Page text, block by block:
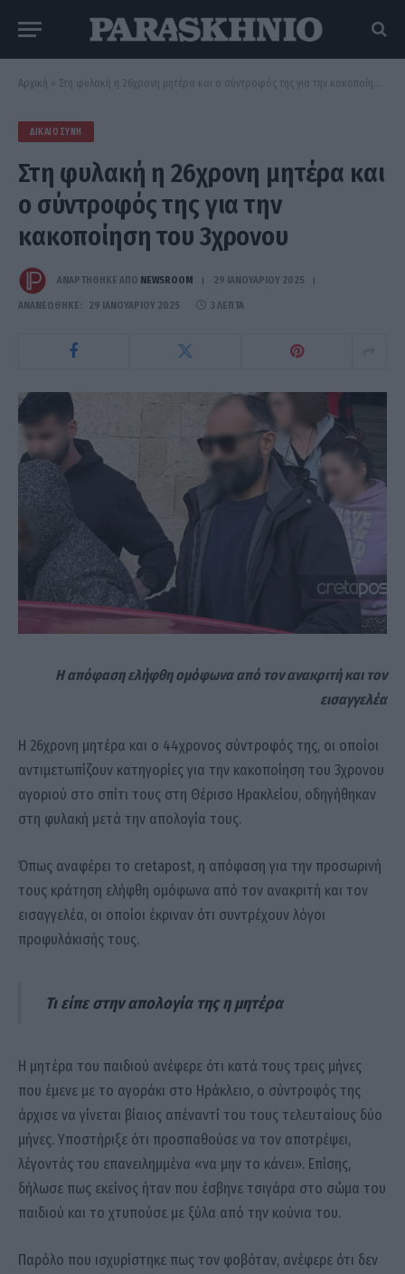
Αρχική » Στη φυλακή η 26χρονη μητέρα και ο σύντροφός της για την κακοποίηση του 3χρονου
ΔΙΚΑΙΟΣΎΝΗ
Στη φυλακή η 26χρονη μητέρα και
ο σύντροφός της για την
κακοποίηση του 3χρονου
ΑΝΑΡΤΗΘΗΚΕ ΑΠΟ NEWSROOM 29 ΙΑΝΟΥΑΡΊΟΥ 2025
ΑΝΑΝΕΏΘΗΚΕ: 29 ΙΑΝΟΥΑΡΊΟΥ 2025 3 ΛΕΠΤΆ
Η απόφαση ελήφθη ομόφωνα από τον ανακριτή και τον
εισαγγελέα
Η 26χρονη μητέρα και ο 44χρονος σύντροφός της, οι οποίοι
αντιμετωπίζουν κατηγορίες για την κακοποίηση του 3χρονου
αγοριού στο σπίτι τους στη Θέρισο Ηρακλείου, οδηγήθηκαν
στη φυλακή μετά την απολογία τους.
Όπως αναφέρει το cretapost, η απόφαση για την προσωρινή
τους κράτηση ελήφθη ομόφωνα από τον ανακριτή και τον
εισαγγελέα, οι οποίοι έκριναν ότι συντρέχουν λόγοι
προφυλάκισής τους.
Τι είπε στην απολογία της η μητέρα
Η μητέρα του παιδιού ανέφερε ότι κατά τους τρεις μήνες
που έμενε με το αγοράκι στο Ηράκλειο, ο σύντροφός της
άρχισε να γίνεται βίαιος απέναντί του τους τελευταίους δύο
μήνες. Υποστήριξε ότι προσπαθούσε να τον αποτρέψει,
λέγοντάς του επανειλημμένα «να μην το κάνει». Επίσης,
δήλωσε πως εκείνος ήταν που έσβηνε τσιγάρα στο σώμα του
παιδιού και το χτυπούσε με ξύλα από την κούνια του.
Παρόλο που ισχυρίστηκε πως τον φοβόταν, ανέφερε ότι δεν